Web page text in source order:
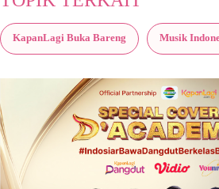
KapanLagi Buka Bareng Musik